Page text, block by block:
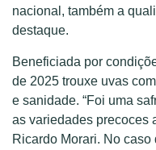
nacional, também a
destaque.
Beneficiada por
de 2025 trouxe uvas
e sanidade. “Foi uma
as variedades precoces
Ricardo Morari. No